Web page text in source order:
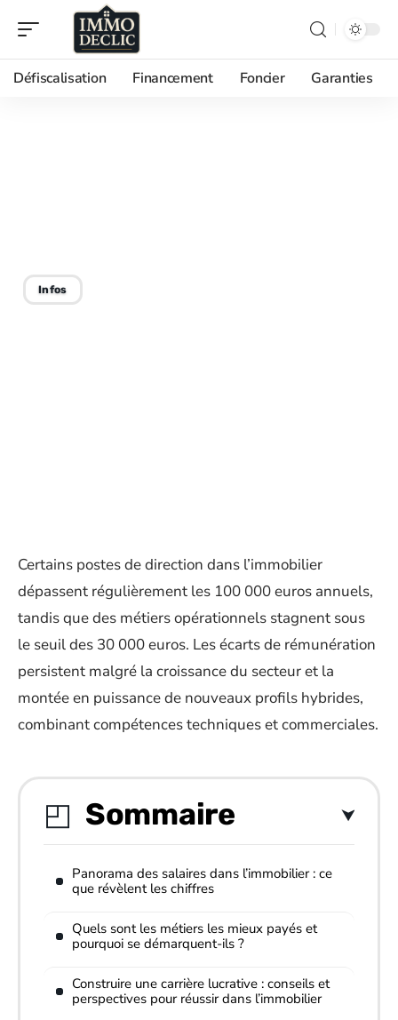
Défiscalisation Financement Foncier Garanties
Infos
Certains postes de direction dans l’immobilier
dépassent régulièrement les 100 000 euros annuels,
tandis que des métiers opérationnels stagnent sous
le seuil des 30 000 euros. Les écarts de rémunération
persistent malgré la croissance du secteur et la
montée en puissance de nouveaux profils hybrides,
combinant compétences techniques et commerciales.
Sommaire
Panorama des salaires dans l’immobilier : ce
que révèlent les chiffres
Quels sont les métiers les mieux payés et
pourquoi se démarquent-ils ?
Construire une carrière lucrative : conseils et
perspectives pour réussir dans l’immobilier